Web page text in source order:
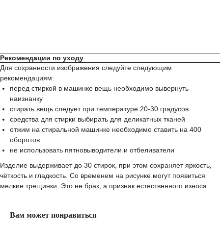
Рекомендации по уходу
Для сохранности изображения следуйте следующим
рекомендациям:
перед стиркой в машинке вещь необходимо вывернуть
наизнанку
стирать вещь следует при температуре 20-30 градусов
средства для стирки выбирать для деликатных тканей
отжим на стиральной машинке необходимо ставить на 400
оборотов
не использовать пятновыводители и отбеливатели
Изделие выдерживает до 30 стирок, при этом сохраняет яркость,
чёткость и гладкость. Со временем на рисунке могут появиться
мелкие трещинки. Это не брак, а признак естественного износа.
Вам может понравиться